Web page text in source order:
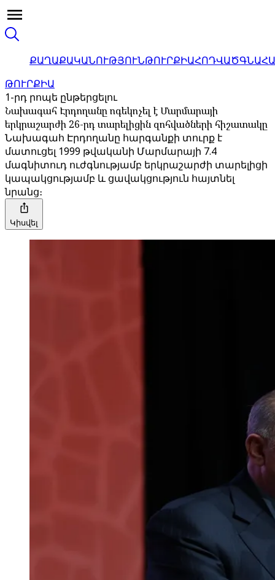
ՔԱՂԱՔԱԿԱՆՈՒԹՅՈՒՆԹՈՒՐՔԻԱՀՈԴՎԱԾ
ԹՈՒՐՔԻԱ
1-րդ րոպե ընթերցելու
Նախագահ Էրդողանը ոգեկոչել է Մարմարայի
երկրաշարժի 26-րդ տարելիցին զոհվածների հիշատակը
Նախագահ Էրդողանը հարգանքի տուրք է
մատուցել 1999 թվականի Մարմարայի 7.4
մագնիտուդ ուժգնությամբ երկրաշարժի տարելիցի
կապակցությամբ և ցավակցություն հայտնել
նրանց։
Կիսվել